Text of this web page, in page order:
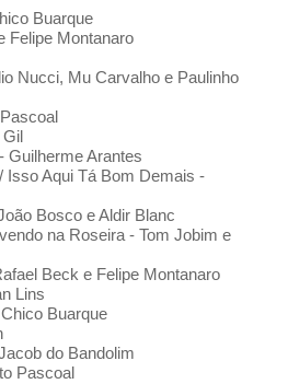
Buarque
Felipe Montanaro
Nucci, Mu Carvalho e Paulinho
Guilherme Arantes
Isso Aqui Tá Bom Demais -
Bosco e Aldir Blanc
na Roseira - Tom Jobim e
Beck e Felipe Montanaro
Lins
Buarque
do Bandolim
Pascoal